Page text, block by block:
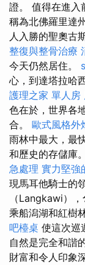
證。 值得在進入
稱為北佛羅里達
人入勝的聖奧古
整復與整骨治療
今天仍然居住。
心，到達塔拉哈
護理之家 單人房
色在於，世界各
合。 歐式風格外
雨林中最大，最
和歷史的存儲庫。
急處理 實力堅強
現馬耳他騎士的
（Langkawi）
乘船潟湖和紅樹
吧檯桌 使這次巡
自然是完全和諧
財富和令人印象